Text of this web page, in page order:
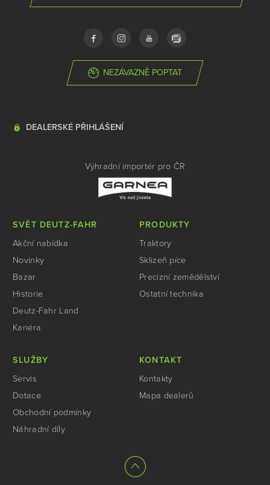
NEZÁVAZNĚ POPTAT
DEALERSKÉ PŘIHLÁŠENÍ
Výhradní importér pro ČR
SVĚT DEUTZ-FAHR
Akční nabídka
Novinky
Bazar
Historie
Deutz-Fahr Land
Kariéra
PRODUKTY
Traktory
Sklizeň píce
Precizní zemědělství
Ostatní technika
SLUŽBY
Servis
Dotace
Obchodní podmínky
Náhradní díly
KONTAKT
Kontakty
Mapa dealerů